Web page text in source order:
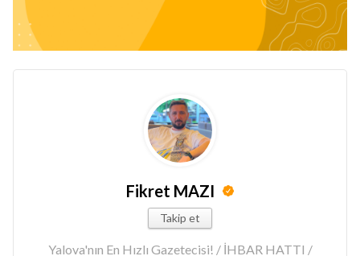
Fikret MAZI
Takip et
Yalova'nın En Hızlı Gazetecisi! / İHBAR HATTI /